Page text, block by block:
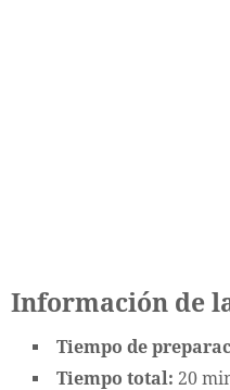
Información de
Tiempo de
Tiempo total: 20